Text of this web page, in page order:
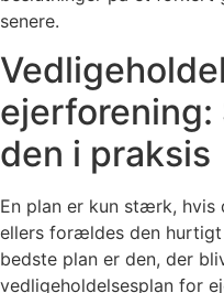
senere.
ejerforening:
den i praksis
En plan er kun stærk,
ellers forældes den
bedste plan er den, der
vedligeholdelsesplan for